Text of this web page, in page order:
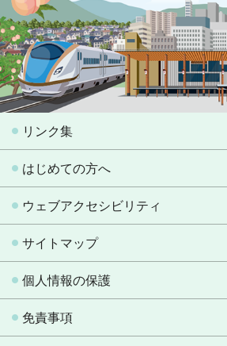
リンク集
はじめての方へ
ウェブアクセシビリティ
サイトマップ
個人情報の保護
免責事項